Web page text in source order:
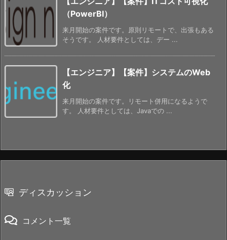
（PowerBI）
来月開始の案件です。原則リモートで、出張もある
そうです。 人材要件としては、デー ...
【エンジニア】【案件】システムのWeb
化
来月開始の案件です。リモート併用になるようで
す。 人材要件としては、Javaでの ...
ディスカッション
コメント一覧